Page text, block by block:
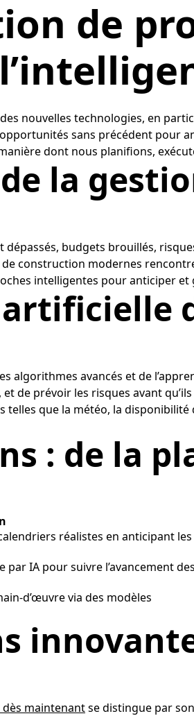
de
nouvelles technologies, en
sans précédent pour
dont nous planifions,
la
budgets brouillés,
construction modernes
intelligentes pour anticiper et
artificielle
algorithmes avancés et de
de prévoir les risques avant
que la météo, la
: de la
réalistes en anticipant les
IA pour suivre l’avancement des
d’œuvre via des modèles
dès maintenantse distingue par